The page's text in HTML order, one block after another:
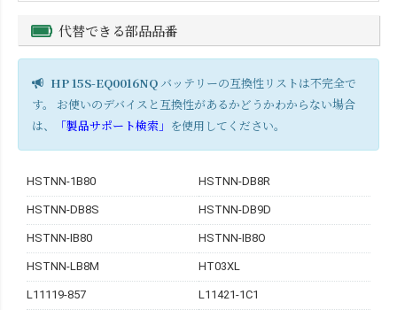
代替できる部品品番
HP 15S-EQ0016NQ バッテリーの互換性リストは不完全で
す。 お使いのデバイスと互換性があるかどうかわからない場合
は、
「製品サポート検索」 を使用してください。
HSTNN-1B80 HSTNN-DB8R
HSTNN-DB8S HSTNN-DB9D
HSTNN-IB80 HSTNN-IB8O
HSTNN-LB8M HT03XL
L11119-857 L11421-1C1